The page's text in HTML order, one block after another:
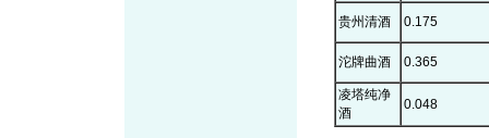
贵州清酒 0.175
沱牌曲酒 0.365
凌塔纯净
酒
0.048